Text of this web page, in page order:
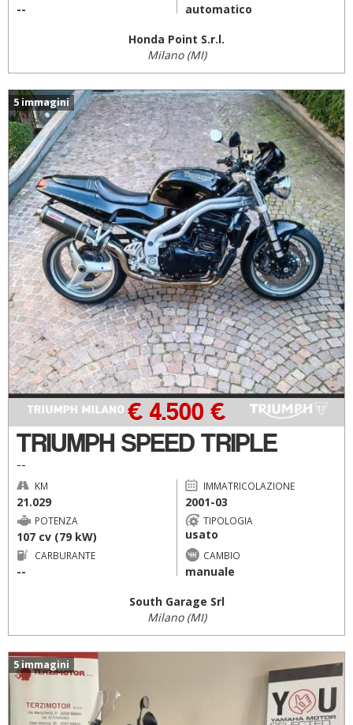
-- automatico
Honda Point S.r.l.
Milano (MI)
5 immagini
TRIUMPH SPEED TRIPLE
--
€ 4.500 €
KM
21.029
IMMATRICOLAZIONE
2001-03
POTENZA
107 cv (79 kW)
TIPOLOGIA
usato
CARBURANTE
--
CAMBIO
manuale
South Garage Srl
Milano (MI)
5 immagini